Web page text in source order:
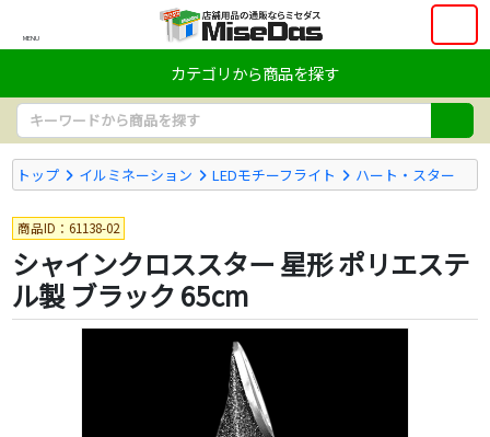
MENU
カテゴリから商品を探す
トップ イルミネーション LEDモチーフライト ハート・スター
商品ID：61138-02
シャインクロススター 星形 ポリエステ
ル製 ブラック 65cm